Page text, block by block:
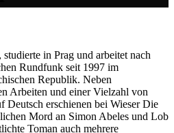
in Prag und arbeitet nach
Rundfunk seit 1997 im
Republik. Neben
Arbeiten und einer Vielzahl von
Deutsch erschienen bei Wieser Die
Mord an Simon Abeles und Lob
Toman auch mehrere